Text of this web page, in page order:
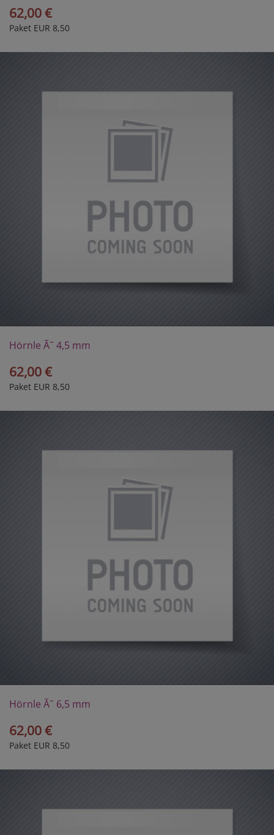
62,00 €
Paket EUR 8,50
Hörnle Ã˜ 4,5 mm
62,00 €
Paket EUR 8,50
Hörnle Ã˜ 6,5 mm
62,00 €
Paket EUR 8,50